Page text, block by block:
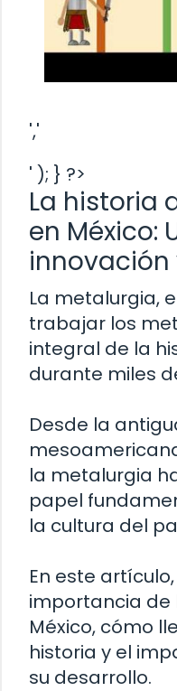
','
' ); } ?>
La historia
en México:
La metalurgia,
trabajar los
integral de la
durante miles
Desde la
la metalurgia
papel
la cultura del
En este
importancia de
México, cómo
historia y el
su desarrollo.